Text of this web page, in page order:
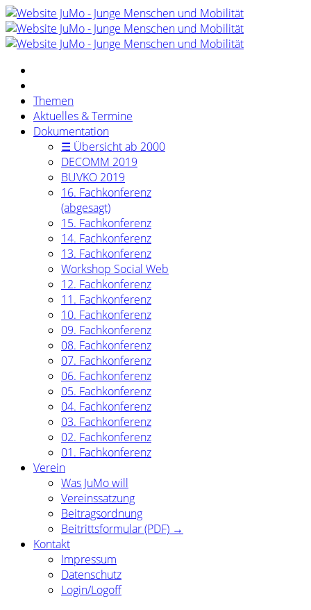
Themen
Aktuelles & Termine
Dokumentation
☰ Übersicht ab 2000
DECOMM 2019
BUVKO 2019
16. Fachkonferenz
(abgesagt)
15. Fachkonferenz
14. Fachkonferenz
13. Fachkonferenz
Workshop Social Web
12. Fachkonferenz
11. Fachkonferenz
10. Fachkonferenz
09. Fachkonferenz
08. Fachkonferenz
07. Fachkonferenz
06. Fachkonferenz
05. Fachkonferenz
04. Fachkonferenz
03. Fachkonferenz
02. Fachkonferenz
01. Fachkonferenz
Verein
Was JuMo will
Vereinssatzung
Beitragsordnung
Beitrittsformular (PDF) →
Kontakt
Impressum
Datenschutz
Login/Logoff